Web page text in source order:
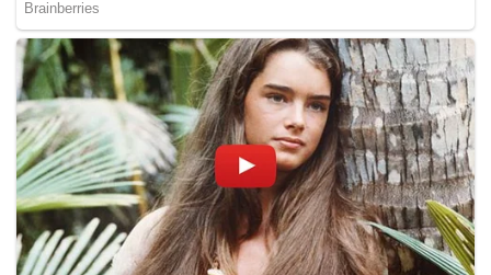
Tags: DAP PAS